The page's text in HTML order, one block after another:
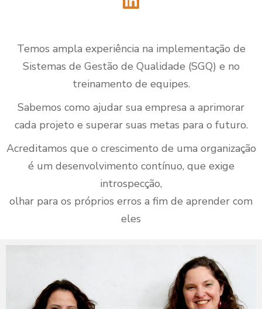
Temos ampla experiência na implementação de
Sistemas de Gestão de Qualidade (SGQ) e no
treinamento de equipes.
Sabemos como ajudar sua empresa a aprimorar
cada projeto e superar suas metas para o futuro.
Acreditamos que o crescimento de uma organização
é um desenvolvimento contínuo, que exige
introspecção,
olhar para os próprios erros a fim de aprender com
eles